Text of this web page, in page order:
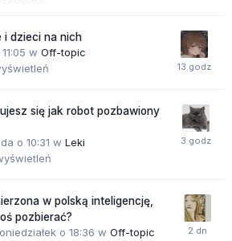
i dzieci na nich
w Off-topic
się jak robot pozbawiony
o 10:31 w Leki
w polską inteligencję,
pozbierać?
o 18:36 w Off-topic